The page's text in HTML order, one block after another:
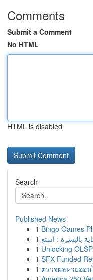
Comments
Submit a Comment
No HTML
HTML is disabled
Search
Published News
1 Bingo Games
1
1 Unlocking
1 SFX Funded
1 ตรวจผลหวยออ